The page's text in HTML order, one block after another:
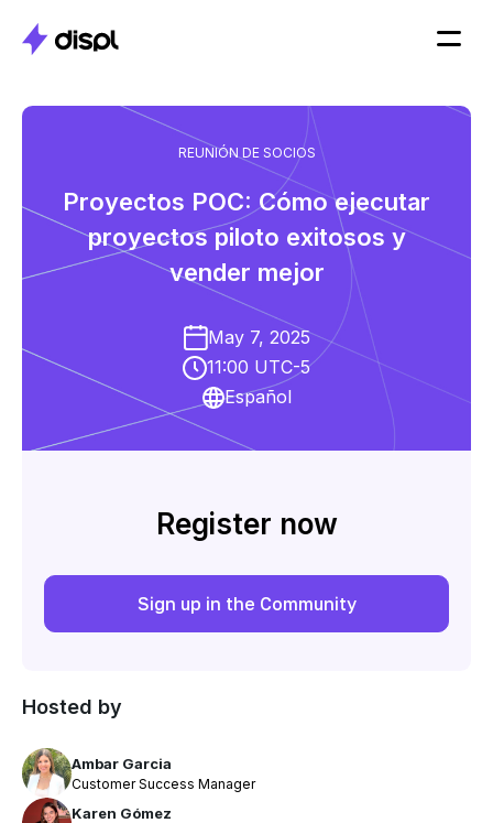
REUNIÓN DE SOCIOS
Proyectos POC: Cómo ejecutar
proyectos piloto exitosos y
vender mejor
May 7, 2025
11:00 UTC-5
Español
Register now
Sign up in the Community
Hosted by
Ambar Garcia
Customer Success Manager
Karen Gómez